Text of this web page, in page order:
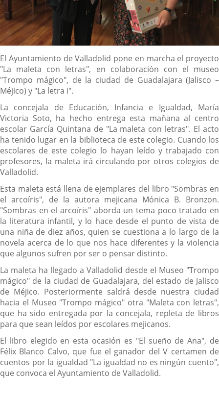
Descripción
El Ayuntamiento de Valladolid pone en marcha el proyecto
"La maleta con letras", en colaboración con el museo
"Trompo mágico", de la ciudad de Guadalajara (Jalisco –
Méjico) y "La letra i".
La concejala de Educación, Infancia e Igualdad, María
Victoria Soto, ha hecho entrega esta mañana al centro
escolar García Quintana de "La maleta con letras". El acto
ha tenido lugar en la biblioteca de este colegio. Cuando los
escolares de este colegio lo hayan leído y trabajado con
profesores, la maleta irá circulando por otros colegios de
Valladolid.
Esta maleta está llena de ejemplares del libro "Sombras en
el arcoíris", de la autora mejicana Mónica B. Bronzon.
"Sombras en el arcoíris" aborda un tema poco tratado en
la literatura infantil, y lo hace desde el punto de vista de
una niña de diez años, quien se cuestiona a lo largo de la
novela acerca de lo que nos hace diferentes y la violencia
que algunos sufren por ser o pensar distinto.
La maleta ha llegado a Valladolid desde el Museo "Trompo
mágico" de la ciudad de Guadalajara, del estado de Jalisco
de Méjico. Posteriormente saldrá desde nuestra ciudad
hacia el Museo "Trompo mágico" otra "Maleta con letras",
que ha sido entregada por la concejala, repleta de libros
para que sean leídos por escolares mejicanos.
El libro elegido en esta ocasión es "El sueño de Ana", de
Félix Blanco Calvo, que fue el ganador del V certamen de
cuentos por la igualdad "La igualdad no es ningún cuento",
que convoca el Ayuntamiento de Valladolid.